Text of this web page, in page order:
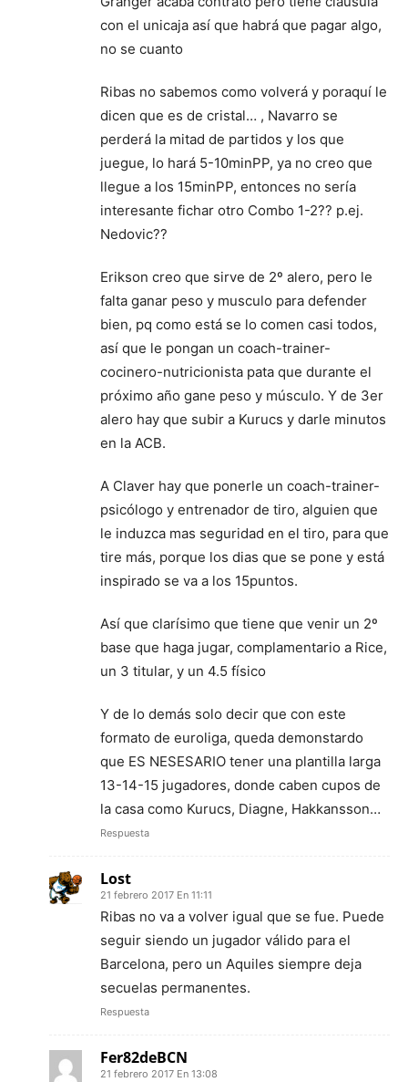
con el unicaja así que habrá que pagar algo,
no se cuanto
Ribas no sabemos como volverá y poraquí le
dicen que es de cristal… , Navarro se
perderá la mitad de partidos y los que
juegue, lo hará 5-10minPP, ya no creo que
llegue a los 15minPP, entonces no sería
interesante fichar otro Combo 1-2?? p.ej.
Nedovic??
Erikson creo que sirve de 2º alero, pero le
falta ganar peso y musculo para defender
bien, pq como está se lo comen casi todos,
así que le pongan un coach-trainer-
cocinero-nutricionista pata que durante el
próximo año gane peso y músculo. Y de 3er
alero hay que subir a Kurucs y darle minutos
en la ACB.
A Claver hay que ponerle un coach-trainer-
psicólogo y entrenador de tiro, alguien que
le induzca mas seguridad en el tiro, para que
tire más, porque los dias que se pone y está
inspirado se va a los 15puntos.
Así que clarísimo que tiene que venir un 2º
base que haga jugar, complamentario a Rice,
un 3 titular, y un 4.5 físico
Y de lo demás solo decir que con este
formato de euroliga, queda demonstardo
que ES NESESARIO tener una plantilla larga
13-14-15 jugadores, donde caben cupos de
la casa como Kurucs, Diagne, Hakkansson…
Respuesta
Lost
21 febrero 2017 En 11:11
Ribas no va a volver igual que se fue. Puede
seguir siendo un jugador válido para el
Barcelona, pero un Aquiles siempre deja
secuelas permanentes.
Respuesta
Fer82deBCN
21 febrero 2017 En 13:08